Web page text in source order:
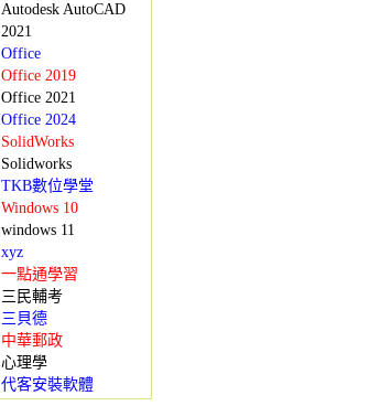
Autodesk AutoCAD
2021
Office
Office 2019
Office 2021
Office 2024
SolidWorks
Solidworks
TKB數位學堂
Windows 10
windows 11
xyz
一點通學習
三民輔考
三貝德
中華郵政
心理學
代客安裝軟體